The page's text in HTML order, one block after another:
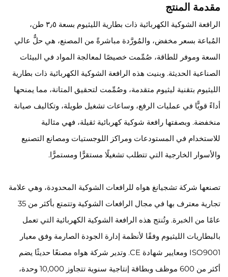
مقدمة المنتج
الرافعة الشوكية الكهربائية ذات بطارية الليثيوم بسعة ٣٫٥ طن،
المُباعة بسعر مخفض، والمُورَّدة مباشرةً من المصنع، هي حلٌّ عالي
السعة وموفر للطاقة، صُمِّمت خصيصًا لمعالجة المواد في البيئات
الصناعية الحديثة. وبنيت هذه الرافعة الشوكية الكهربائية ذات بطارية
الليثيوم بتقنية ليثيوم متقدمة، وصُمِّمت لتحقيق المتانة، مما يمنحها
أداءً قويًّا في عمليات الرفع، وساعات تشغيل طويلة، وتكاليف صيانة
منخفضة. وبصفتها رافعة شوكية كهربائية ثقيلة، فهي مثالية
للاستخدام في المستودعات ومراكز اللوجستيات ومصانع التصنيع
والأسوار الخارجية التي تتطلب تشغيلًا مستقرًّا ومستمرًّا.
تصنعها شركة تشجيانغ هواه للرافعات الشوكية المحدودة، وهي علامة
تجارية معترف بها في مجال الرافعات الشوكية وتتمتع بأكثر من 35
عامًا من الخبرة. وتُنتج هذه الرافعة الشوكية الكهربائية التي تعمل
بالبطاريات الليثيوم وفقًا لأنظمة إدارة الجودة الصارمة وفق معيار
ISO9001 ومعايير شهادة CE. وتدير شركة هواه مصنعًا حديثًا يضم
أكثر من 600 موظف وبطاقة إنتاجية سنوية تتجاوز 10,000 وحدة،